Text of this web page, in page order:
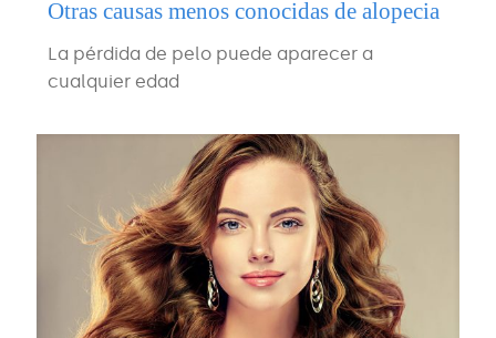
Otras causas menos conocidas de alopecia
La pérdida de pelo puede aparecer a
cualquier edad